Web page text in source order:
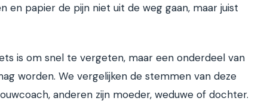
en papier de pijn niet uit de weg gaan, maar juist
is om snel te vergeten, maar een onderdeel van
worden. We vergelijken de stemmen van deze
anderen zijn moeder, weduwe of dochter.